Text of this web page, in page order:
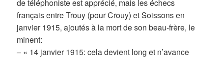
de téléphoniste est apprécié, mais les échecs
français entre Trouy (pour Crouy) et Soissons en
janvier 1915, ajoutés à la mort de son beau-frère, le
minent:
– « 14 janvier 1915: cela devient long et n’avance